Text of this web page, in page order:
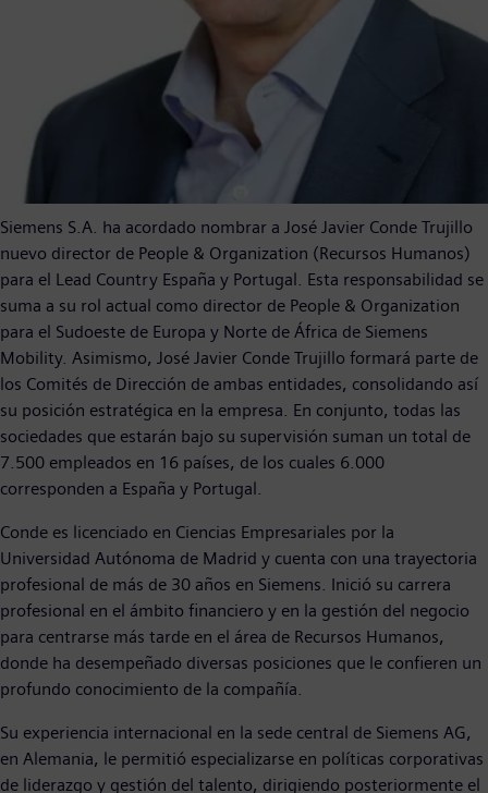
Siemens S.A. ha acordado nombrar a José Javier Conde Trujillo
nuevo director de People & Organization (Recursos Humanos)
para el Lead Country España y Portugal. Esta responsabilidad se
suma a su rol actual como director de People & Organization
para el Sudoeste de Europa y Norte de África de Siemens
Mobility. Asimismo, José Javier Conde Trujillo formará parte de
los Comités de Dirección de ambas entidades, consolidando así
su posición estratégica en la empresa. En conjunto, todas las
sociedades que estarán bajo su supervisión suman un total de
7.500 empleados en 16 países, de los cuales 6.000
corresponden a España y Portugal.
Conde es licenciado en Ciencias Empresariales por la
Universidad Autónoma de Madrid y cuenta con una trayectoria
profesional de más de 30 años en Siemens. Inició su carrera
profesional en el ámbito financiero y en la gestión del negocio
para centrarse más tarde en el área de Recursos Humanos,
donde ha desempeñado diversas posiciones que le confieren un
profundo conocimiento de la compañía.
Su experiencia internacional en la sede central de Siemens AG,
en Alemania, le permitió especializarse en políticas corporativas
de liderazgo y gestión del talento, dirigiendo posteriormente el